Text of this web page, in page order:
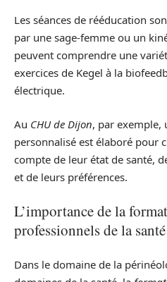
Les séances de rééducation
par une sage-femme ou un
peuvent comprendre une
exercices de Kegel à la
électrique.
Au CHU de Dijon, par exemple,
personnalisé est élaboré pour
compte de leur état de santé,
et de leurs préférences.
L’importance de la
professionnels de la santé
Dans le domaine de la